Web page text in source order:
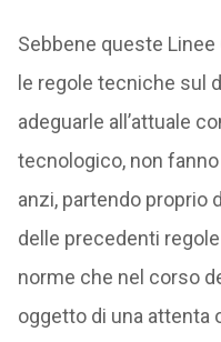
Sebbene queste
le regole tecniche sul
adeguarle all’attuale
tecnologico, non
anzi, partendo proprio
delle precedenti
norme che nel corso
oggetto di una attenta